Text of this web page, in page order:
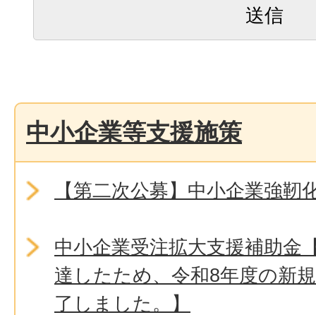
中小企業等支援施策
【第二次公募】中小企業強靭
中小企業受注拡大支援補助金
達したため、令和8年度の新
了しました。】